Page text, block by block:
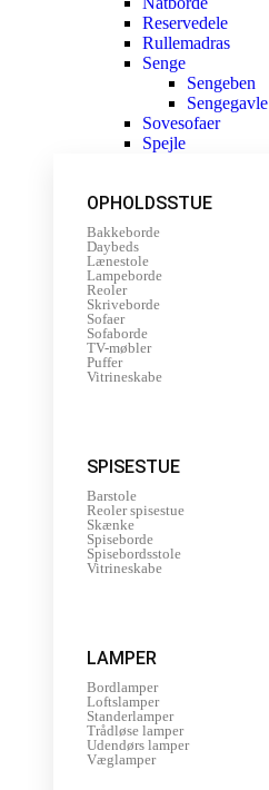
Reservedele
Rullemadras
Senge
Sengeben
Sengegavle
Sovesofaer
Spejle
OPHOLDSSTUE
Bakkeborde
Daybeds
Lænestole
Lampeborde
Reoler
Skriveborde
Sofaer
Sofaborde
TV-møbler
Puffer
Vitrineskabe
SPISESTUE
Barstole
Reoler spisestue
Skænke
Spiseborde
Spisebordsstole
Vitrineskabe
LAMPER
Bordlamper
Loftslamper
Standerlamper
Trådløse lamper
Udendørs lamper
Væglamper